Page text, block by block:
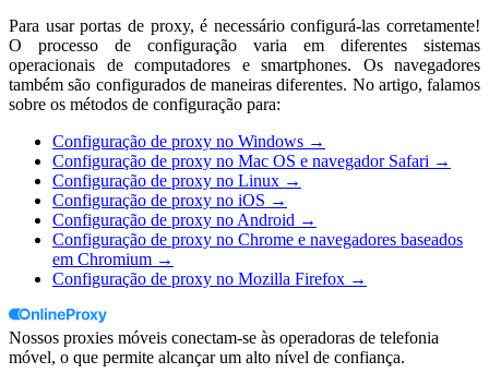
Para usar portas de proxy, é necessário configurá-las corretamente!
O processo de configuração varia em diferentes sistemas
operacionais de computadores e smartphones. Os navegadores
também são configurados de maneiras diferentes. No artigo, falamos
sobre os métodos de configuração para:
Configuração de proxy no Windows →
Configuração de proxy no Mac OS e navegador Safari →
Configuração de proxy no Linux →
Configuração de proxy no iOS →
Configuração de proxy no Android →
Configuração de proxy no Chrome e navegadores baseados
em Chromium →
Configuração de proxy no Mozilla Firefox →
Nossos proxies móveis conectam-se às operadoras de telefonia
móvel, o que permite alcançar um alto nível de confiança.